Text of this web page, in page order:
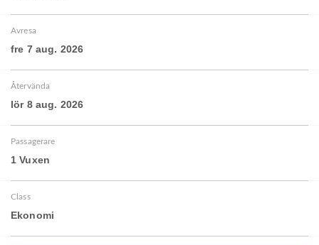
Avresa
fre 7 aug. 2026
Återvända
lör 8 aug. 2026
Passagerare
1 Vuxen
Class
Ekonomi